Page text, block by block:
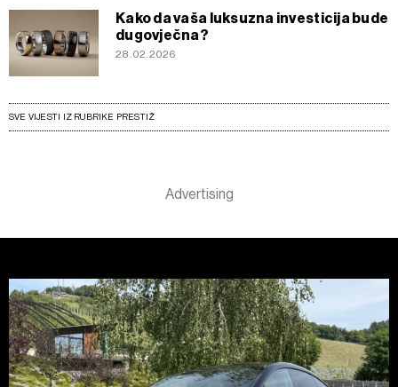
Kako da vaša luksuzna investicija bude
dugovječna?
28.02.2026
SVE VIJESTI IZ RUBRIKE PRESTIŽ